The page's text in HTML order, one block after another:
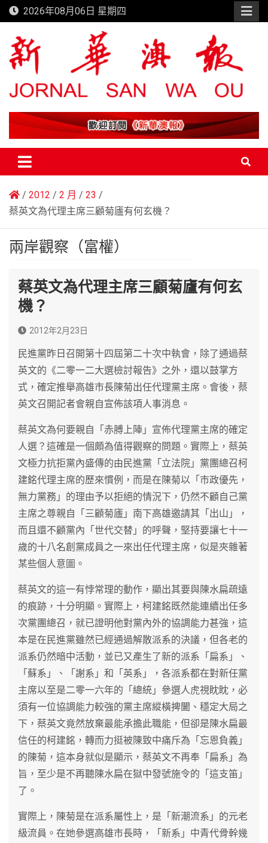
Skip
to
content
2026年08月06日 星期四
新華澳報
2012 2 月
23
蔡英文為代理主席三顧菊廬有何玄機？
兩岸觀察（富權）
蔡英文為代理主席三顧菊廬有何玄
機？
2012年2月23日
民進黨昨日召開第十四屆第二十次中執會，除了通過蔡
英文的《二零一二大選檢討報告》之外，還以鼓掌方
式，確定推舉高雄市長陳菊出任代理黨主席。會後，蔡
英文召開記者會親自宣佈該項人事消息。
蔡英文為何要親自「赤膊上陣」宣佈代理黨主席的確定
人選？這確是一個頗為值得觀察的問題。實際上，蔡英
文極力抗拒黨內盛傳的由民進黨「立法院」黨團總召柯
建銘代理主席的歷來慣例，而是在陳菊以「市政優先，
無力黨務」的理由予以拒絕的情況下，仍然不顧自己黨
主席之尊親自「三顧菊廬」南下高雄邀請其「出山」，
而且還不顧黨內「世代交替」的呼聲，堅持要讓七十一
歲的十八名創黨成員之一來出任代理主席，似是夾雜著
某些個人意圖。
蔡英文的這一有悖常理的動作，顯出其要與陳水扁疏遠
的痕跡，十分明顯。實際上，柯建銘既然能連續出任多
次黨團總召，就已證明他對黨內外的協調能力甚強，這
本是在民進黨雖然已經通過解散派系的決議，但各老的
派系仍然暗中活動，並已又產生了新的派系「扁系」、
「蘇系」、「謝系」和「英系」，各派系都在對新任黨
主席以至是二零一六年的「總統」參選人虎視眈眈，必
須有一位協調能力較強的黨主席縱橫捭闔、穩定大局之
下，蔡英文竟然放棄最能承擔此職能，但卻是陳水扁最
信任的柯建銘，轉而力挺被陳致中痛斥為「忘恩負義」
的陳菊，這本身就似是顯示，蔡英文不再奉「扁系」為
旨，至少是不再聽陳水扁在獄中發號施令的「這支笛」
了。
實際上，陳菊是在派系屬性上，是「新潮流系」的元老
級流員。在她參選高雄市長時，「新系」中青代骨幹幾